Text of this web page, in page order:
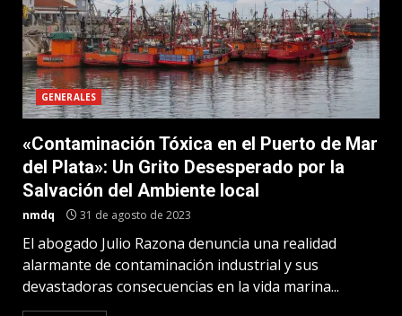
GENERALES
«Contaminación Tóxica en el Puerto de Mar
del Plata»: Un Grito Desesperado por la
Salvación del Ambiente local
nmdq 31 de agosto de 2023
El abogado Julio Razona denuncia una realidad
alarmante de contaminación industrial y sus
devastadoras consecuencias en la vida marina...